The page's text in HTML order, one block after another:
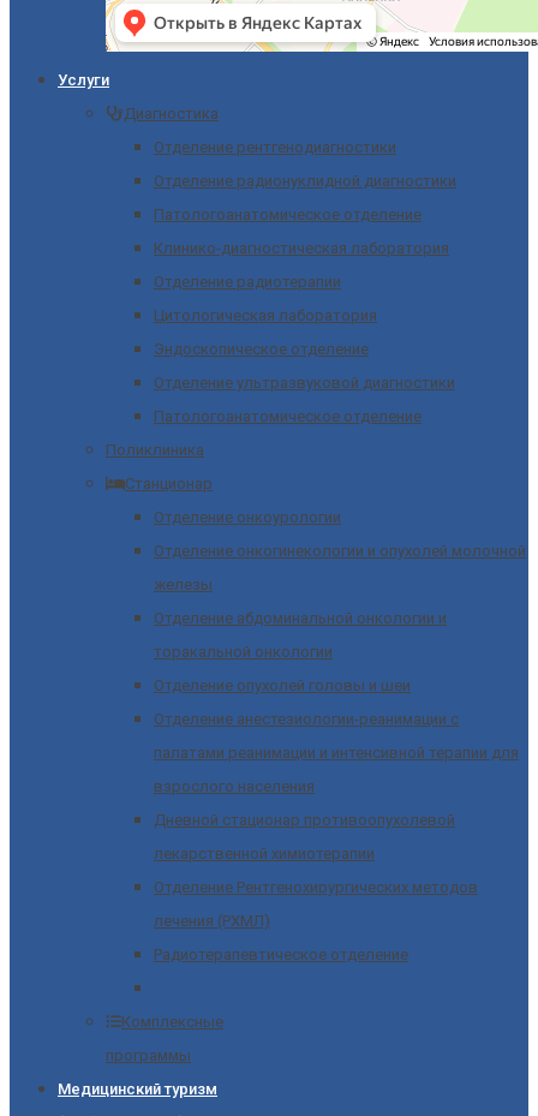
Услуги
Диагностика
Отделение рентгенодиагностики
Отделение радионуклидной диагностики
Патологоанатомическое отделение
Клинико-диагностическая лаборатория
Отделение радиотерапии
Цитологическая лаборатория
Эндоскопическое отделение
Отделение ультразвуковой диагностики
Патологоанатомическое отделение
Поликлиника
Станционар
Отделение онкоурологии
Отделение онкогинекологии и опухолей молочной
железы
Отделение абдоминальной онкологии и
торакальной онкологии
Отделение опухолей головы и шеи
Отделение анестезиологии-реанимации с
палатами реанимации и интенсивной терапии для
взрослого населения
Дневной стационар противоопухолевой
лекарственной химиотерапии
Отделение Рентгенохирургических методов
лечения (РХМЛ)
Радиотерапевтическое отделение
Комплексные
программы
Медицинский туризм